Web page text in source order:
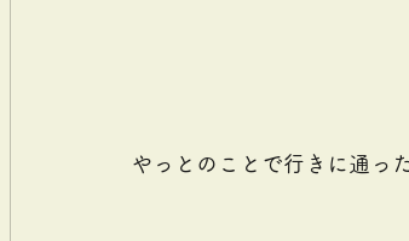
やっとのことで行きに通っ